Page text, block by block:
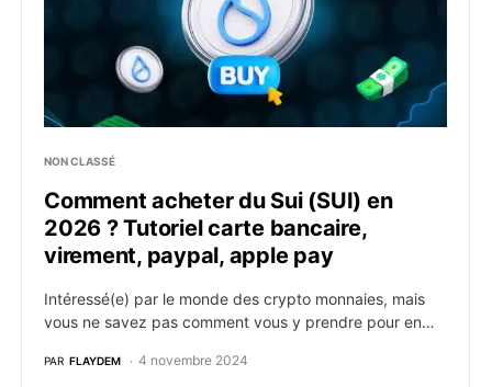
NON CLASSÉ
Comment acheter du Sui (SUI) en
2026 ? Tutoriel carte bancaire,
virement, paypal, apple pay
Intéressé(e) par le monde des crypto monnaies, mais
vous ne savez pas comment vous y prendre pour en…
PAR FLAYDEM 4 novembre 2024